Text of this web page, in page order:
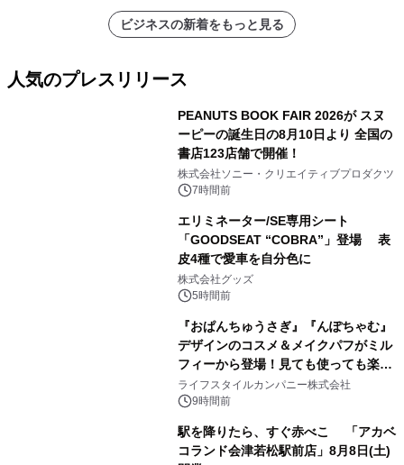
ビジネスの新着をもっと見る
人気のプレスリリース
PEANUTS BOOK FAIR 2026が スヌ
ーピーの誕生日の8月10日より 全国の
書店123店舗で開催！
株式会社ソニー・クリエイティブプロダクツ
7時間前
エリミネーター/SE専用シート
「GOODSEAT “COBRA”」登場 表
皮4種で愛車を自分色に
株式会社グッズ
5時間前
『おぱんちゅうさぎ』『んぽちゃむ』
デザインのコスメ＆メイクパフがミル
フィーから登場！見ても使っても楽し
い、ポップでキュートなコレクショ
ン。
ライフスタイルカンパニー株式会社
9時間前
駅を降りたら、すぐ赤べこ 「アカベ
コランド会津若松駅前店」8月8日(土)